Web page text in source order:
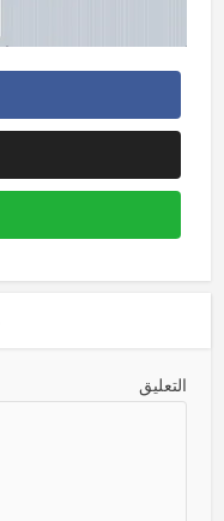
التعليق